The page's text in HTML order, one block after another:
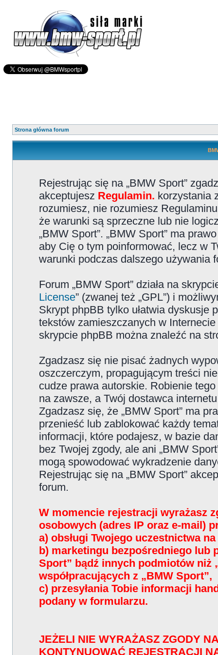
Strona główna forum
Rejestrując się na „BMW Sport”
akceptujesz Regulamin. korzystania
rozumiesz, nie rozumiesz
że warunki są sprzeczne lub nie
„BMW Sport”. „BMW Sport” ma
aby Cię o tym poinformować, lecz w
warunki podczas dalszego używania
Forum „BMW Sport” działa na
License” (zwanej też „GPL”) i
Skrypt phpBB tylko ułatwia dyskusje
tekstów zamieszczanych w
skrypcie phpBB można znaleźć na
Zgadzasz się nie pisać żadnych
oszczerczym, propagującym treści
cudze prawa autorskie. Robienie
na zawsze, a Twój dostawca
Zgadzasz się, że „BMW Sport” ma
przenieść lub zablokować każdy
informacji, które podajesz, w bazie
bez Twojej zgody, ale ani „BMW
mogą spowodować wykradzenie
Rejestrując się na „BMW Sport”
forum.
W momencie rejestracji wyrażasz
osobowych (adres IP oraz e-mail)
a) obsługi Twojego uczestnictwa
b) marketingu bezpośredniego lub
Sport” bądź innych podmiotów niż
współpracujących z „BMW Sport”,
c) przesyłania Tobie informacji
podany w formularzu.
JEŻELI NIE WYRAŻASZ ZGODY
KONTYNUOWAĆ REJESTRACJI